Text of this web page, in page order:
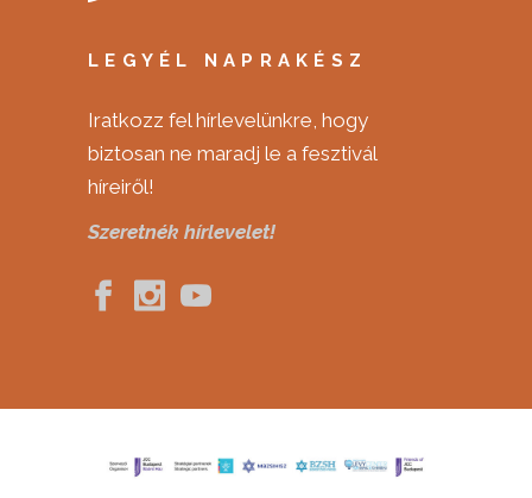
LEGYÉL NAPRAKÉSZ
Iratkozz fel hírlevelünkre, hogy
biztosan ne maradj le a fesztivál
híreiről!
Szeretnék hírlevelet!